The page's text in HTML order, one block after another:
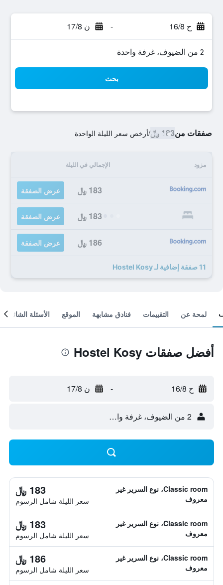
ح 16/8 - ن 17/8
2 من الضيوف، غرفة واحدة
بحث
صفقات من183 ﷼ /أرخص سعر الليلة الواحدة
مزود الإجمالي في الليلة
183 ﷼ عرض الصفقة
183 ﷼ عرض الصفقة
186 ﷼ عرض الصفقة
11 صفقة إضافية لـ Hostel Kosy
لمحة عن التقييمات فنادق مشابهة الموقع الأسئلة الشائعة
أفضل صفقات Hostel Kosy
ح 16/8 - ن 17/8
2 من الضيوف، غرفة واحدة
Classic room، نوع السرير غير
معروف
183 ﷼
سعر الليلة شامل الرسوم
Classic room، نوع السرير غير
معروف
183 ﷼
سعر الليلة شامل الرسوم
Classic room، نوع السرير غير
معروف
186 ﷼
سعر الليلة شامل الرسوم